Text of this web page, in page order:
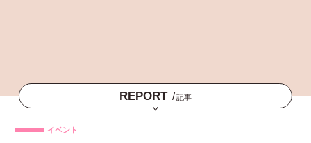
REPORT /記事
イベント